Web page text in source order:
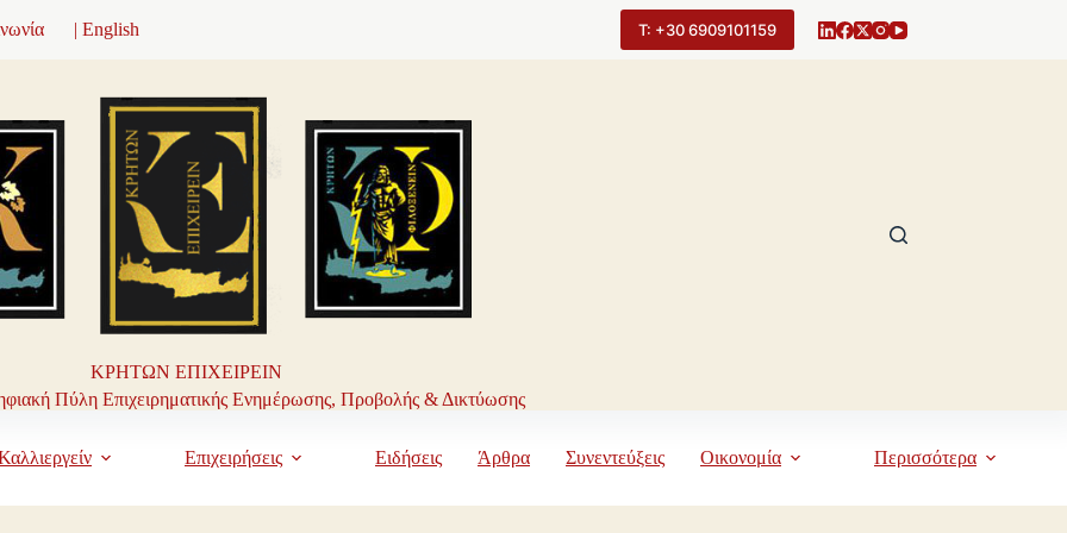
| English Τ: +30 6909101159
ΚΡΗΤΩΝ ΕΠΙΧΕΙΡΕΙΝ
Πύλη Επιχειρηματικής Ενημέρωσης, Προβολής & Δικτύωσης
Επιχειρήσεις Ειδήσεις Άρθρα Συνεντεύξεις Οικονομία Περισσότερα